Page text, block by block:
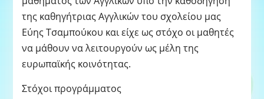
της καθηγήτριας Αγγλικών του σχολείου μας
Εύης Τσαμπούκου και είχε ως στόχο οι μαθητές
να μάθουν να λειτουργούν ως μέλη της
ευρωπαϊκής κοινότητας.
Στόχοι προγράμματος